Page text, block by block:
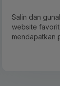
Salin dan
website
mendapatkan